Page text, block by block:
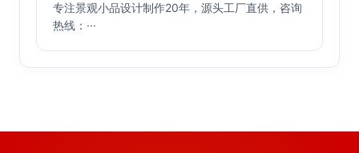
专注景观小品设计制作20年，源头工厂直供，咨询
热线：···